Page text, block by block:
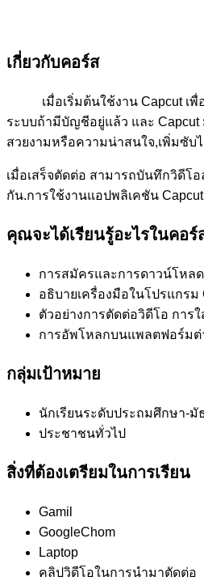
เกี่ยวกับคอร์ส
เมื่อเริ่มต้นใช้งาน Capcut เพื่อ
ระบบถ้ามีบัญชีอยู่แล้ว และ Capcut
สวยงามหรือความน่าสนใจ,เพิ่มซับ
เมื่อเสร็จตัดต่อ สามารถบันทึกวิดีโ
กัน.การใช้งานแอปพลิเคชัน
คุณจะได้เรียนรู้อะไรในคอร์
การสมัครและการดาวน์โหลด
อธิบายเครื่องมือในโปรแกรม
ตัวอย่างการตัดต่อวิดีโอ การใ
การอัพโหลกบนแพลตฟอร์มต่
กลุ่มเป้าหมาย
นักเรียนระดับประถมศึกษา-มั
ประชาชนทั่วไป
สิ่งที่ต้องเตรียมในการเรียน
Gamil
GoogleChom
Laptop
คลิปวิดีโอในการนำมาตัดต่อ